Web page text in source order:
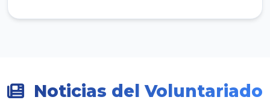
Noticias del Voluntariado